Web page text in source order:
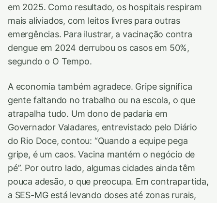
em 2025. Como resultado, os hospitais respiram
mais aliviados, com leitos livres para outras
emergências. Para ilustrar, a vacinação contra
dengue em 2024 derrubou os casos em 50%,
segundo o O Tempo.
A economia também agradece. Gripe significa
gente faltando no trabalho ou na escola, o que
atrapalha tudo. Um dono de padaria em
Governador Valadares, entrevistado pelo Diário
do Rio Doce, contou: “Quando a equipe pega
gripe, é um caos. Vacina mantém o negócio de
pé”. Por outro lado, algumas cidades ainda têm
pouca adesão, o que preocupa. Em contrapartida,
a SES-MG está levando doses até zonas rurais,